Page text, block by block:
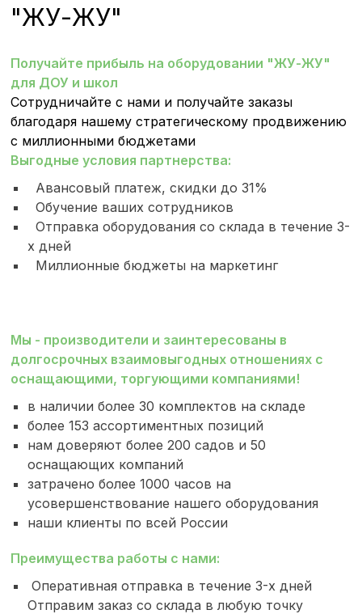
"ЖУ-ЖУ"
Получайте прибыль на оборудовании "ЖУ-ЖУ"
для ДОУ и школ
Сотрудничайте с нами и получайте заказы
благодаря нашему стратегическому продвижению
с миллионными бюджетами
Выгодные условия партнерства:
Авансовый платеж, скидки до 31%
Обучение ваших сотрудников
Отправка оборудования со склада в течение 3-
х дней
Миллионные бюджеты на маркетинг
Мы - производители и заинтересованы в
долгосрочных взаимовыгодных отношениях с
оснащающими, торгующими компаниями!
в наличии более 30 комплектов на складе
более 153 ассортиментных позиций
нам доверяют более 200 садов и 50
оснащающих компаний
затрачено более 1000 часов на
усовершенствование нашего оборудования
наши клиенты по всей России
Преимущества работы с нами:
Оперативная отправка в течение 3-х дней
Отправим заказ со склада в любую точку